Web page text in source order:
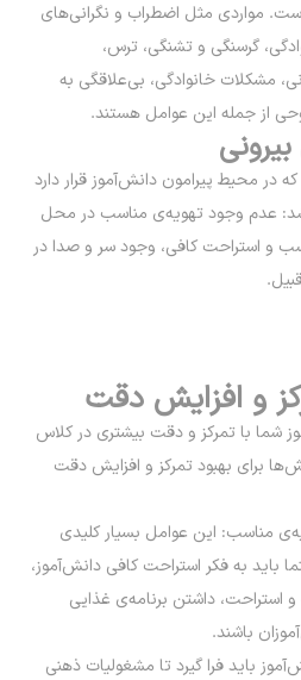
مواردی مثل اضطراب و نگرانی‌های
گرسنگی و تشنگی، ترس،
مشکلات خانوادگی، بی‌علاقگی به
از جمله این عوامل هستند.
محیط پیرامون دانش‌آموز قرار دارد
عدم وجود تهویه‌ی مناسب در محل
و استراحت کافی، وجود سر و صدا در
و افزایش دقت
شما با تمرکز و دقت بیشتری در کلاس
برای بهبود تمرکز و افزایش دقت
مناسب: این عوامل بسیار کلیدی
باید به فکر استراحت کافی دانش‌آموز،
استراحت، داشتن برنامه‌ی غذایی
باشند.
باید فرا گیرد تا مشغولیات ذهنی